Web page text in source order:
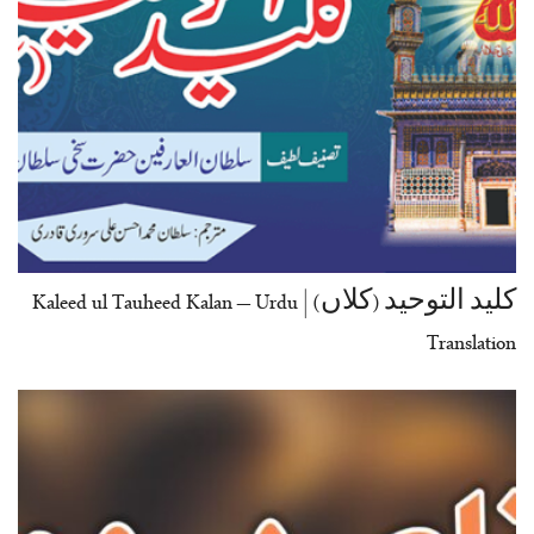
کلید التوحید (کلاں) | Kaleed ul Tauheed Kalan – Urdu
Translation